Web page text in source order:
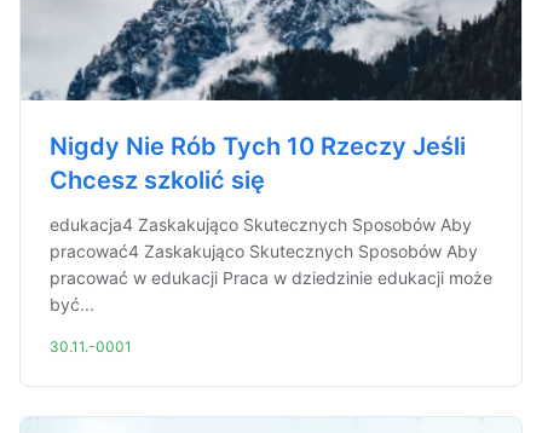
Nigdy Nie Rób Tych 10 Rzeczy Jeśli
Chcesz szkolić się
edukacja4 Zaskakująco Skutecznych Sposobów Aby
pracować4 Zaskakująco Skutecznych Sposobów Aby
pracować w edukacji Praca w dziedzinie edukacji może
być...
30.11.-0001